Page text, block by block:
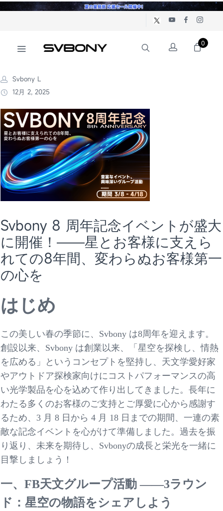
0
Svbony L
12月 2, 2025
Svbony 8 周年記念イベントが盛大
に開催！——星とお客様に支えら
れての8年間、変わらぬお客様第一
の心を
はじめ
この美しい春の季節に、 Svbony は8周年を迎えます。
創設以来、Svbony は創業以来、「星空を探検し、情熱
を広める」というコンセプトを堅持し、天文学愛好家
やアウトドア探検家向けにコストパフォーマンスの高
い光学製品を心を込めて作り出してきました。長年に
わたる多くのお客様のご支持とご厚愛に心から感謝す
るため、3 月 8 日から 4 月 18 日までの期間、一連の素
敵な記念イベントを心がけて準備しました。過去を振
り返り、未来を期待し、Svbonyの成長と栄光を一緒に
目撃しましょう！
一、 FB天文グループ活動 ——3ラウン
ド：星空の物語をシェアしよう